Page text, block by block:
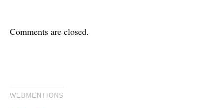
Comments are closed.
WEBMENTIONS